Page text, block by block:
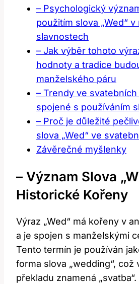
– Psychologický
použitím slova „Wed“
slavnostech
– Jak výběr tohoto
hodnoty a tradice
manželského páru
– Trendy ve
spojené s používáním
– Proč je důležité
slova „Wed“ ve
Závěrečné myšlenky
– Význam Slova
Historické Kořeny
Výraz „Wed“ má kořeny v
a je spojen s manželskými
Tento termín je používán
forma slova „wedding“, což
překladu znamená